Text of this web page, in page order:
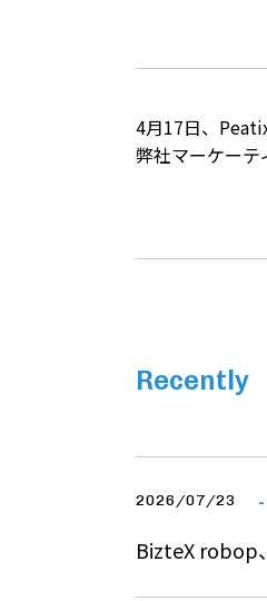
4月17日、
弊社マーケーテ
Recently
2026/07/23
BizteX robop